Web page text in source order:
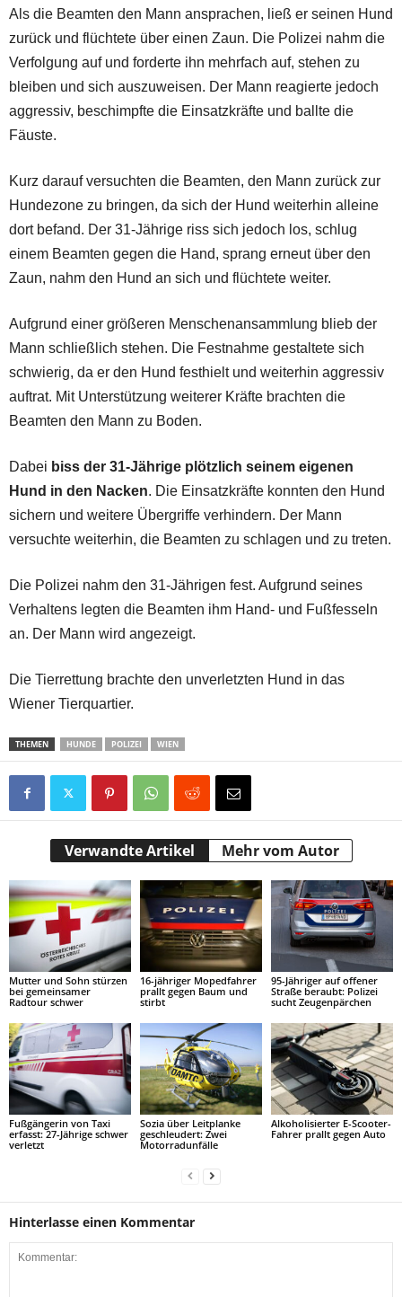
Als die Beamten den Mann ansprachen, ließ er seinen Hund
zurück und flüchtete über einen Zaun. Die Polizei nahm die
Verfolgung auf und forderte ihn mehrfach auf, stehen zu
bleiben und sich auszuweisen. Der Mann reagierte jedoch
aggressiv, beschimpfte die Einsatzkräfte und ballte die
Fäuste.
Kurz darauf versuchten die Beamten, den Mann zurück zur
Hundezone zu bringen, da sich der Hund weiterhin alleine
dort befand. Der 31-Jährige riss sich jedoch los, schlug
einem Beamten gegen die Hand, sprang erneut über den
Zaun, nahm den Hund an sich und flüchtete weiter.
Aufgrund einer größeren Menschenansammlung blieb der
Mann schließlich stehen. Die Festnahme gestaltete sich
schwierig, da er den Hund festhielt und weiterhin aggressiv
auftrat. Mit Unterstützung weiterer Kräfte brachten die
Beamten den Mann zu Boden.
Dabei biss der 31-Jährige plötzlich seinem eigenen
Hund in den Nacken. Die Einsatzkräfte konnten den Hund
sichern und weitere Übergriffe verhindern. Der Mann
versuchte weiterhin, die Beamten zu schlagen und zu treten.
Die Polizei nahm den 31-Jährigen fest. Aufgrund seines
Verhaltens legten die Beamten ihm Hand- und Fußfesseln
an. Der Mann wird angezeigt.
Die Tierrettung brachte den unverletzten Hund in das
Wiener Tierquartier.
THEMEN HUNDE POLIZEI WIEN
Verwandte Artikel Mehr vom Autor
Mutter und Sohn stürzen
bei gemeinsamer
Radtour schwer
16-jähriger Mopedfahrer
prallt gegen Baum und
stirbt
95-Jähriger auf offener
Straße beraubt: Polizei
sucht Zeugenpärchen
Fußgängerin von Taxi
erfasst: 27-Jährige schwer
verletzt
Sozia über Leitplanke
geschleudert: Zwei
Motorradunfälle
Alkoholisierter E-Scooter-
Fahrer prallt gegen Auto
Hinterlasse einen Kommentar